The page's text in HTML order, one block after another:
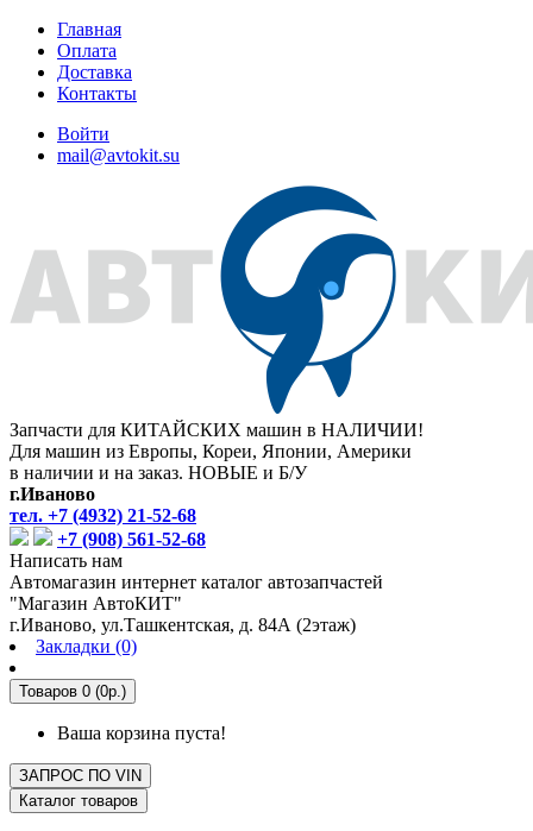
Главная
Оплата
Доставка
Контакты
Войти
mail@avtokit.su
Запчасти для КИТАЙСКИХ машин в НАЛИЧИИ!
Для машин из Европы, Кореи, Японии, Америки
в наличии и на заказ. НОВЫЕ и Б/У
г.Иваново
тел. +7 (4932) 21-52-68
+7 (908) 561-52-68
Написать нам
Автомагазин интернет каталог автозапчастей
"Магазин АвтоКИТ"
г.Иваново, ул.Ташкентская, д. 84А (2этаж)
Закладки (0)
Товаров 0 (0р.)
Ваша корзина пуста!
ЗАПРОС ПО VIN
Каталог товаров